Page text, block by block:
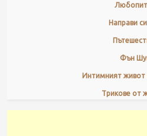
Направи
Фън
Интимният живот
Трикове от